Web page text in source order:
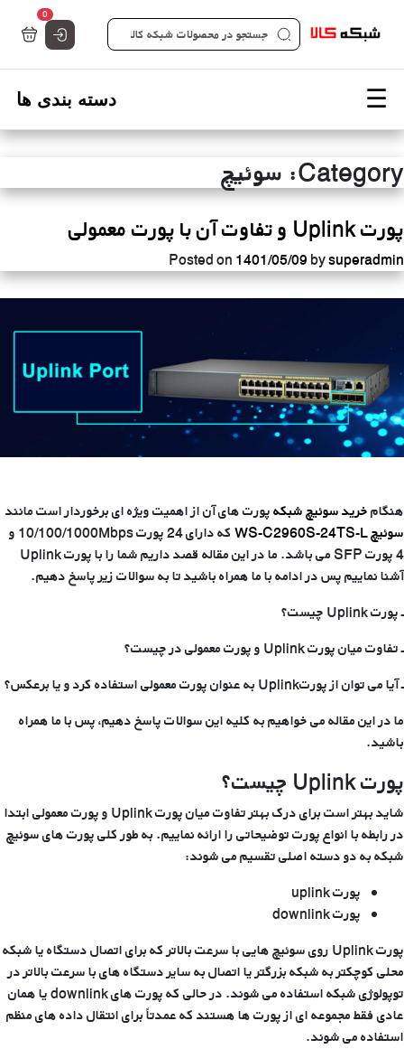
صفحه اصلی شبکه کالا - فروشگاه تخصصی قطعات شبکه
0تعداد
Category: سوئیچ
پورت Uplink و تفاوت آن با پورت معمولی
Posted on 1401/05/09 bysuperadmin
هنگامخرید سوئیچ شبکهپورت های آن از اهمیت ویژه ای برخوردار است مانند
سوئیچ WS-C2960S-24TS-L
که دارای 24 پورت 10/100/1000Mbps و
4 پورت SFP می باشد. ما در این مقاله قصد داریم شما را با پورت Uplink
آشنا نماییم پس در ادامه با ما همراه باشید تا به سوالات زیر پاسخ دهیم.
ـ پورت Uplink چیست؟
ـ تفاوت میان پورت Uplink و پورت معمولی در چیست؟
ـ آیا می توان از پورتUplink به عنوان پورت معمولی استفاده کرد و یا برعکس؟
ما در این مقاله می خواهیم به کلیه این سوالات پاسخ دهیم، پس با ما همراه
باشید.
پورت Uplink چیست؟
شاید بهتر است برای درک بهتر تفاوت میان پورت Uplink و پورت معمولی ابتدا
در رابطه با انواع پورت توضیحاتی را ارائه نماییم. به طور کلی پورت های سوئیچ
شبکه به دو دسته اصلی تقسیم می شوند:
پورت uplink
پورت downlink
پورت Uplink روی سوئیچ هایی با سرعت بالاتر که برای اتصال دستگاه یا شبکه
محلی کوچکتر به شبکه بزرگتر یا اتصال به سایر دستگاه های با سرعت بالاتر در
توپولوژی شبکه استفاده می شوند. در حالی که پورت های downlink یا همان
عادی فقط مجموعه ای از پورت ها هستند که عمدتاً برای انتقال داده های منظم
استفاده می شوند.